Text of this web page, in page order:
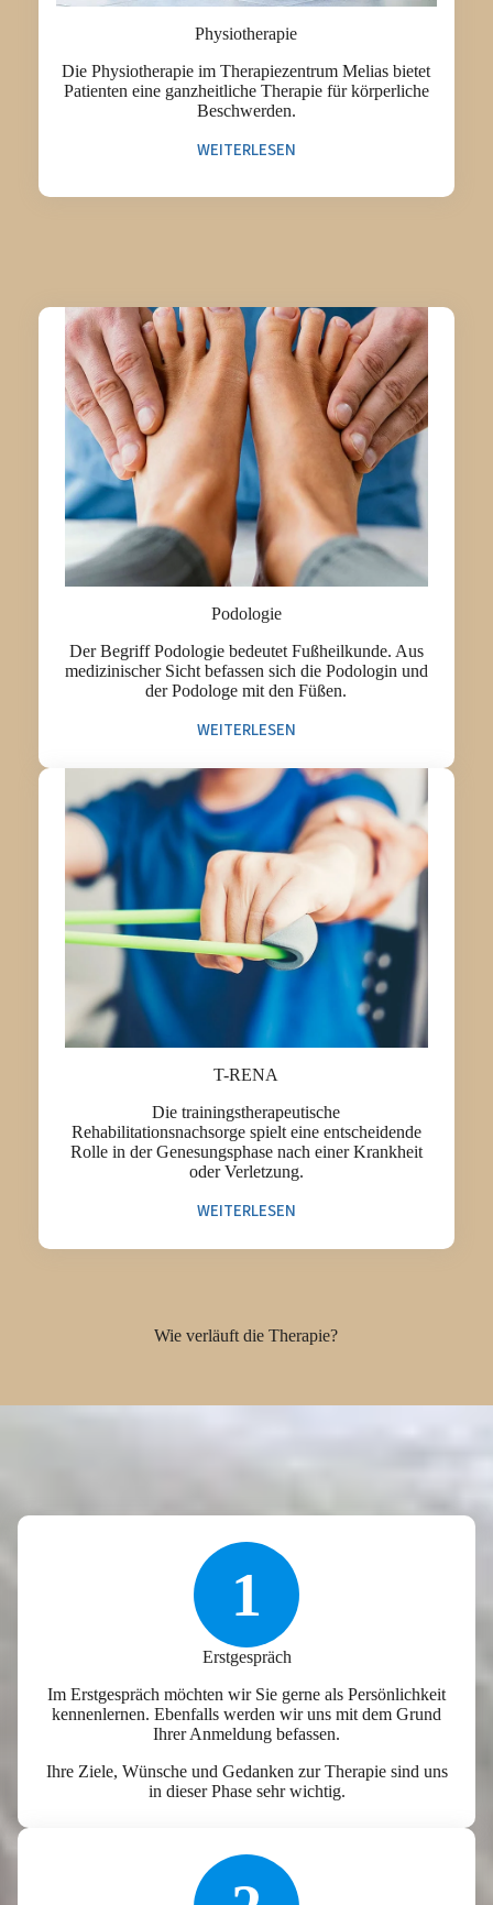
Physiotherapie
Die Physiotherapie im Therapiezentrum Melias bietet
Patienten eine ganzheitliche Therapie für körperliche
Beschwerden.
WEITERLESEN
Podologie
Der Begriff Podologie bedeutet Fußheilkunde. Aus
medizinischer Sicht befassen sich die Podologin und
der Podologe mit den Füßen.
WEITERLESEN
T-RENA
Die trainingstherapeutische
Rehabilitationsnachsorge spielt eine entscheidende
Rolle in der Genesungsphase nach einer Krankheit
oder Verletzung.
WEITERLESEN
Wie verläuft die Therapie?
1
Erstgespräch
Im Erstgespräch möchten wir Sie gerne als Persönlichkeit
kennenlernen. Ebenfalls werden wir uns mit dem Grund
Ihrer Anmeldung befassen.
Ihre Ziele, Wünsche und Gedanken zur Therapie sind uns
in dieser Phase sehr wichtig.